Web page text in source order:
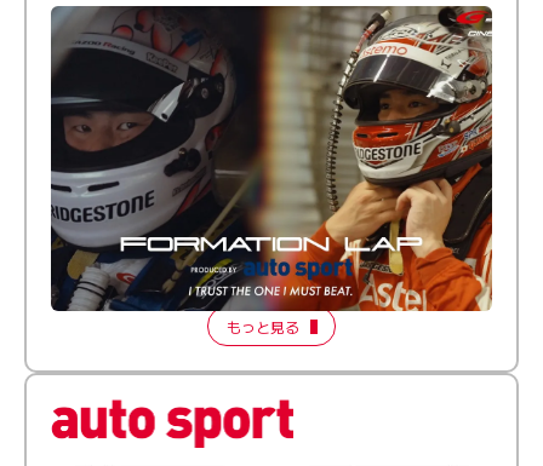
倒す相手を、信じてる。小林利徠斗 × 野村勇斗
【FORMATION LAP Produced by auto sport】
2026 Episode 2
もっと見る